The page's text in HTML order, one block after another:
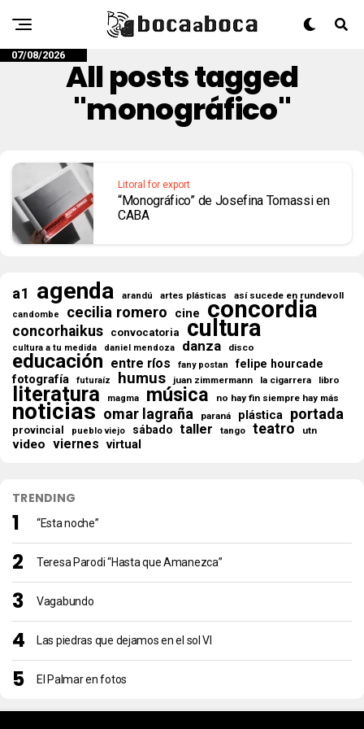
07/08/2026
All posts tagged
"monográfico"
Litoral for export
“Monográfico” de Josefina Tomassi en
CABA
a1 agenda arandú artes plásticas así sucede en rundevoll
candombe cecilia romero cine concordia
concorhaikus convocatoria cultura
cultura a tu medida daniel mendoza danza disco
educación entre ríos fany postan felipe hourcade
fotografía futuraíz humus juan zimmermann la cigarrera libro
literatura magma música no hay fin siempre hay más
noticias omar lagraña paraná plástica portada
provincial pueblo viejo sábado taller tango teatro utn
video viernes virtual
TRENDING
“Esta noche”
Teresa Parodi “Hasta que Amanezca”
Vagabundo
Las piedras que dejamos en el sol VI
El Palmar en fotos